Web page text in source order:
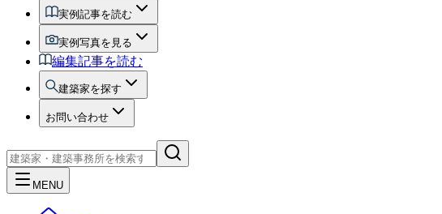
実例記事を読む
実例写真を見る
編集記事を読む
建築家を探す
お問い合わせ
MENU